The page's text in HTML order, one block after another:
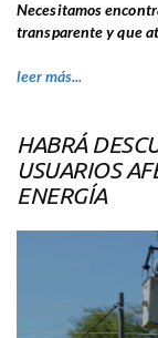
Necesitamos
transparente y que
leer más...
HABRÁ
USUARIOS
ENERGÍA